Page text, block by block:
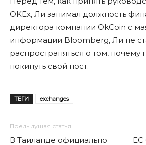
OKEx, Ли занимал должность
директора компании OkCoin с
информации Bloomberg, Ли не
распространяться о том,
покинуть свой пост.
ТЕГИ exchanges
Предыдущая статья
В Таиланде официально
ЕС